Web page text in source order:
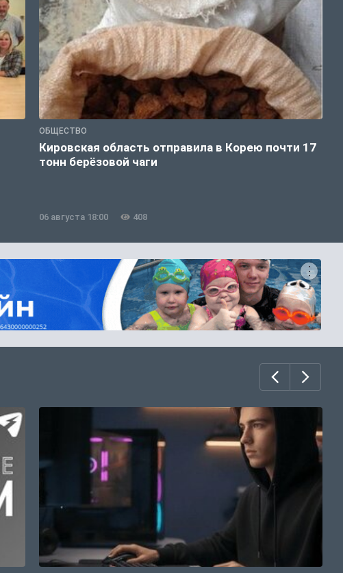
ОБЩЕСТВО
Кировская область отправила в Корею почти 17
тонн берёзовой чаги
06 августа 18:00 408